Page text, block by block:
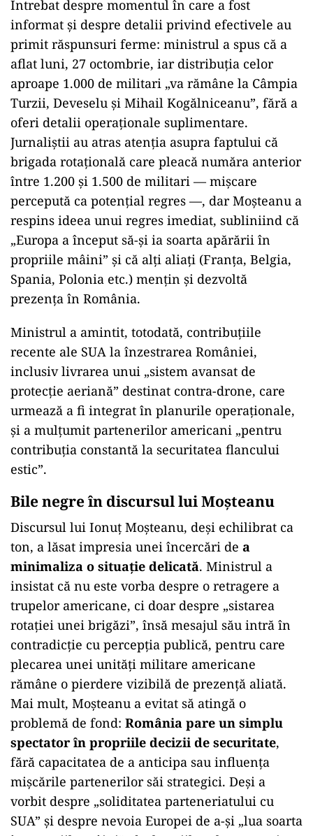
Întrebat despre momentul în care a fost
informat și despre detalii privind efectivele au
primit răspunsuri ferme: ministrul a spus că a
aflat luni, 27 octombrie, iar distribuția celor
aproape 1.000 de militari „va rămâne la Câmpia
Turzii, Deveselu și Mihail Kogălniceanu”, fără a
oferi detalii operaţionale suplimentare.
Jurnaliștii au atras atenția asupra faptului că
brigada rotațională care pleacă număra anterior
între 1.200 și 1.500 de militari — mișcare
percepută ca potențial regres —, dar Moșteanu a
respins ideea unui regres imediat, subliniind că
„Europa a început să-și ia soarta apărării în
propriile mâini” și că alți aliați (Franța, Belgia,
Spania, Polonia etc.) mențin și dezvoltă
prezența în România.
Ministrul a amintit, totodată, contribuțiile
recente ale SUA la înzestrarea României,
inclusiv livrarea unui „sistem avansat de
protecție aeriană” destinat contra-drone, care
urmează a fi integrat în planurile operaționale,
și a mulțumit partenerilor americani „pentru
contribuția constantă la securitatea flancului
estic”.
Bile negre în discursul lui Moșteanu
Discursul lui Ionuț Moșteanu, deși echilibrat ca
ton, a lăsat impresia unei încercări de a
minimaliza o situație delicată. Ministrul a
insistat că nu este vorba despre o retragere a
trupelor americane, ci doar despre „sistarea
rotației unei brigăzi”, însă mesajul său intră în
contradicție cu percepția publică, pentru care
plecarea unei unități militare americane
rămâne o pierdere vizibilă de prezență aliată.
Mai mult, Moșteanu a evitat să atingă o
problemă de fond: România pare un simplu
spectator în propriile decizii de securitate,
fără capacitatea de a anticipa sau influența
mișcările partenerilor săi strategici. Deși a
vorbit despre „soliditatea parteneriatului cu
SUA” și despre nevoia Europei de a-și „lua soarta